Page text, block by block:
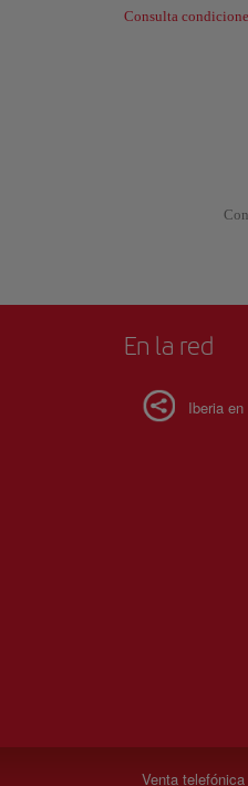
Consulta
En la red
Iberia
Venta telefónica